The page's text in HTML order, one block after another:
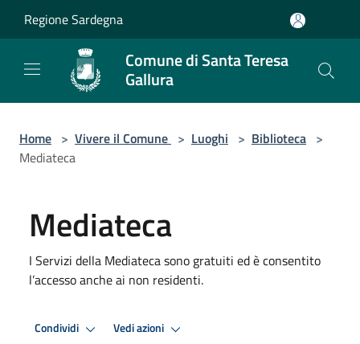
Regione Sardegna
Comune di Santa Teresa
Gallura
Home > Vivere il Comune > Luoghi > Biblioteca >
Mediateca
Mediateca
I Servizi della Mediateca sono gratuiti ed è consentito
l’accesso anche ai non residenti.
Condividi Vedi azioni